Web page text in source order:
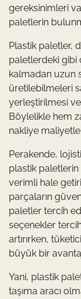
gereksinimleri
paletlerin
Plastik paletler,
paletlerdeki gibi
kalmadan uzun
üretilebilmeleri
yerleştirilmesi
Böylelikle hem
nakliye
Perakende,
plastik paletlerin
verimli hale
parçaların
paletler tercih
seçenekler
artırırken,
büyük bir
Yani, plastik
taşıma aracı